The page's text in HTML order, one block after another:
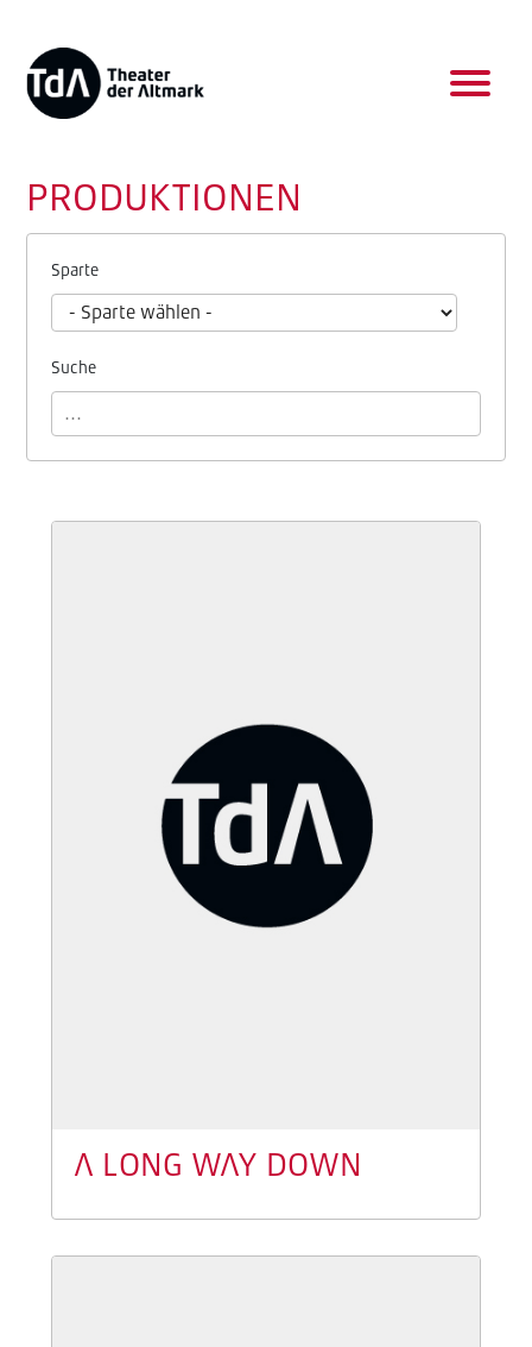
PRODUKTIONEN
Sparte
Suche
A LONG WAY DOWN